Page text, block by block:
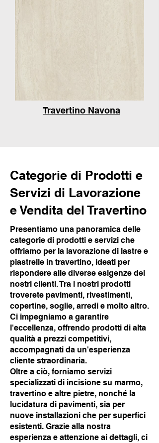
Travertino Navona
Categorie di Prodotti e
Servizi di Lavorazione
e Vendita del Travertino
Presentiamo una panoramica delle
categorie di prodotti e servizi che
offriamo per la lavorazione di lastre e
piastrelle in travertino, ideati per
rispondere alle diverse esigenze dei
nostri clienti. Tra i nostri prodotti
troverete pavimenti, rivestimenti,
copertine, soglie, arredi e molto altro.
Ci impegniamo a garantire
l'eccellenza, offrendo prodotti di alta
qualità a prezzi competitivi,
accompagnati da un'esperienza
cliente straordinaria.
Oltre a ciò, forniamo servizi
specializzati di incisione su marmo,
travertino e altre pietre, nonché la
lucidatura di pavimenti, sia per
nuove installazioni che per superfici
esistenti. Grazie alla nostra
esperienza e attenzione ai dettagli, ci